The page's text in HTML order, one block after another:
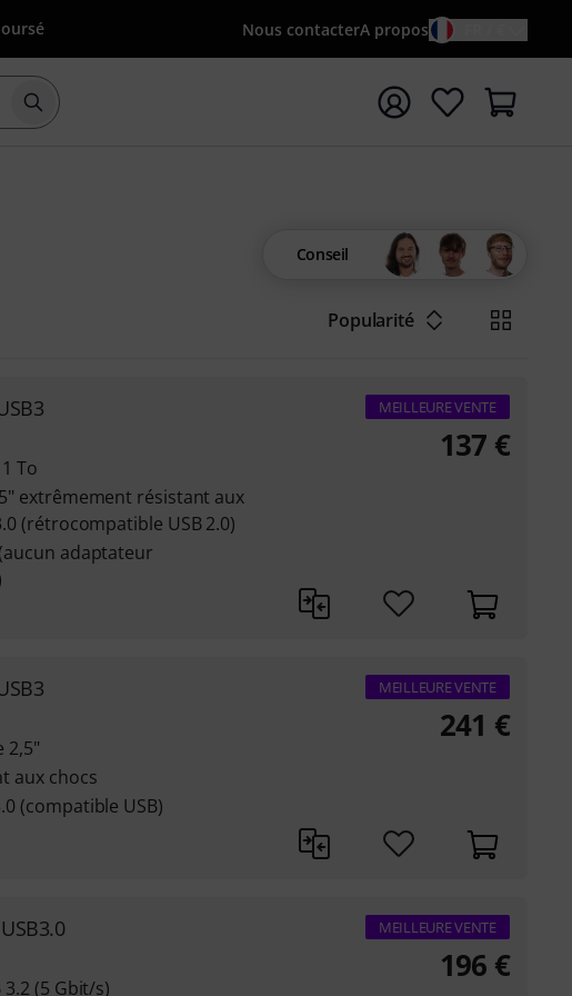
Nous contacterA propos
Démarrer la recherche avec le terme de recherche
Conseil
Popularité
To
extrêmement résistant aux
(rétrocompatible USB 2.0)
adaptateur
MEILLEURE VENTE
137 €
2,5"
aux chocs
(compatible USB)
MEILLEURE VENTE
241 €
(5 Gbit/s)
MEILLEURE VENTE
196 €